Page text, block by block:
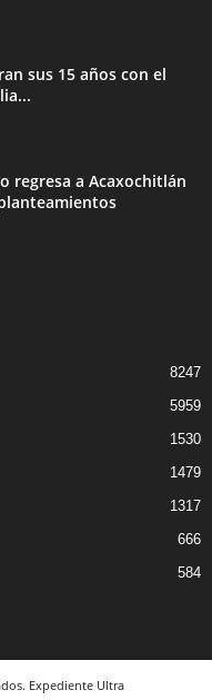
sus 15 años con el
regresa a Acaxochitlán
8247
5959
1530
1479
1317
666
584
Expediente Ultra